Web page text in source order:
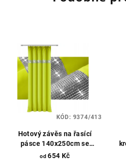
Hotový závěs na řasící
pásce 140x250cm se
zirkony různé barvy
od 654 Kč
KÓD: 9374/413